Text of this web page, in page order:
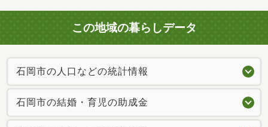
この地域の暮らしデータ
石岡市の人口などの統計情報
石岡市の結婚・育児の助成金